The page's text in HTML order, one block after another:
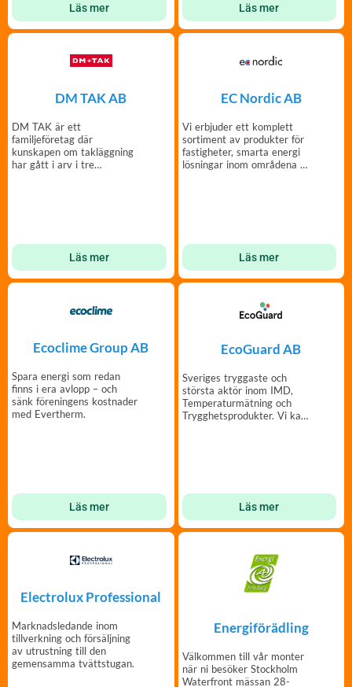
Läs mer Läs mer
DM TAK AB
DM TAK är ett
familjeföretag där
kunskapen om takläggning
har gått i arv i tre
Läs mer
EC Nordic AB
Vi erbjuder ett komplett
sortiment av produkter för
fastigheter, smarta energi
lösningar inom områdena el,
Läs mer
Ecoclime Group AB
Spara energi som redan
finns i era avlopp – och
sänk föreningens kostnader
med Evertherm.
Läs mer
EcoGuard AB
Sveriges tryggaste och
största aktör inom IMD,
Temperaturmätning och
Trygghetsprodukter. Vi kan
Läs mer
Electrolux Professional
Marknadsledande inom
tillverkning och försäljning
av utrustning till den
gemensamma tvättstugan.
Energiförädling
Välkommen till vår monter
när ni besöker Stockholm
Waterfront mässan 28-